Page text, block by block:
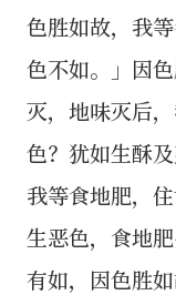
色胜如故，我
色不如。」因
灭，地味灭后
色？犹如生酥
我等食地肥，
生恶色，食地
有如，因色胜